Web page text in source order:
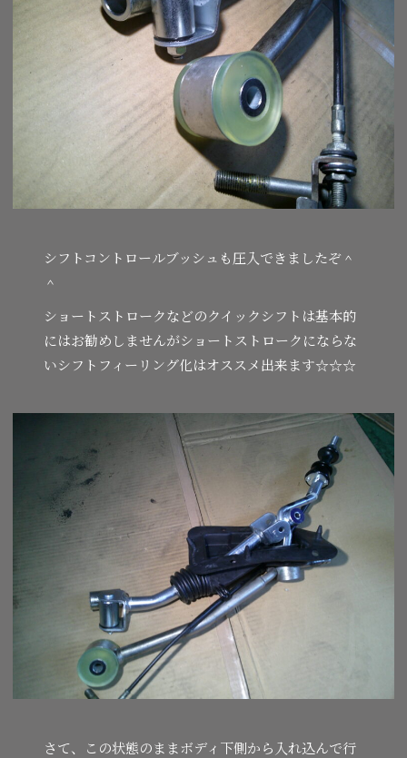
シフトコントロールブッシュも圧入できましたぞ＾
＾
ショートストロークなどのクイックシフトは基本的
にはお勧めしませんがショートストロークにならな
いシフトフィーリング化はオススメ出来ます☆☆☆
さて、この状態のままボディ下側から入れ込んで行